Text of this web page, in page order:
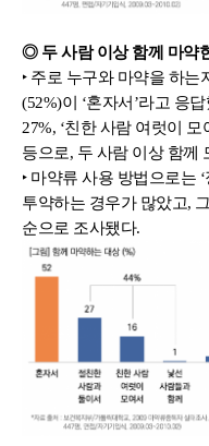
◎ 두 사람 이상 함께 마약
‣ 주로 누구와 마약을 하
(52%)이 ‘혼자서’라고 응
27%, ‘친한 사람 여럿이 모
등으로, 두 사람 이상 함께
‣ 마약류 사용 방법으로는
투약하는 경우가 많았고, 그
순으로 조사됐다.